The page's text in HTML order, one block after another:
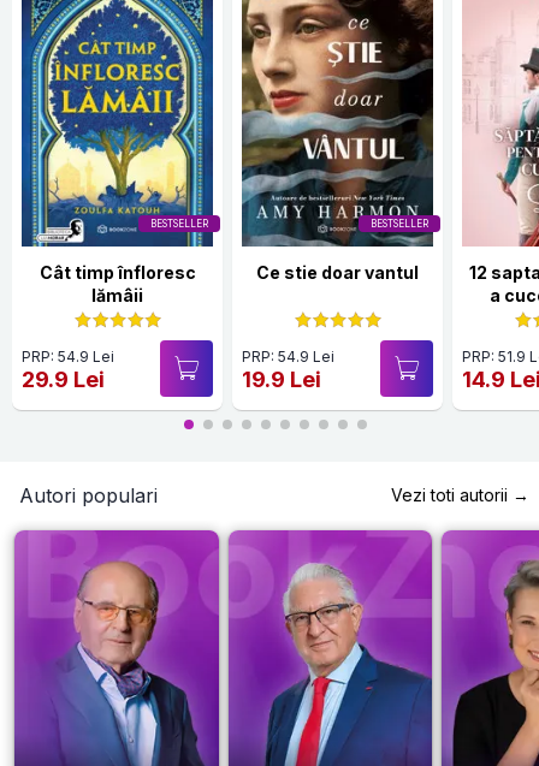
BESTSELLER
Cât timp înfloresc
lămâii
PRP: 54.9 Lei
29.9 Lei
BESTSELLER
Ce stie doar vantul
PRP: 54.9 Lei
19.9 Lei
12
a
PRP: 51.9
14.9
Autori populari Vezi toti autorii →